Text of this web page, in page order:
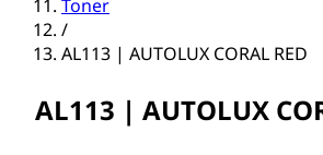
Toner
/
AL113 | AUTOLUX CORAL RED
AL113 | AUTOLUX